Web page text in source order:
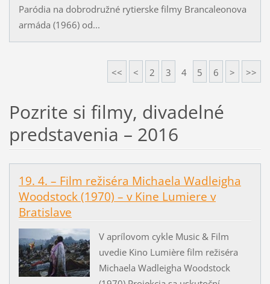
Paródia na dobrodružné rytierske filmy Brancaleonova
armáda (1966) od...
<< < 2 3 4 5 6 > >>
Pozrite si filmy, divadelné
predstavenia – 2016
19. 4. – Film režiséra Michaela Wadleigha
Woodstock (1970) – v Kine Lumiere v
Bratislave
V aprílovom cykle Music & Film
uvedie Kino Lumière film režiséra
Michaela Wadleigha Woodstock